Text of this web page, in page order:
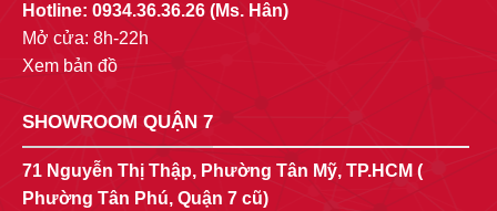
Hotline: 0934.36.36.26 (Ms. Hân)
Mở cửa: 8h-22h
Xem bản đồ
SHOWROOM QUẬN 7
71 Nguyễn Thị Thập, Phường Tân Mỹ, TP.HCM (
Phường Tân Phú, Quận 7 cũ)